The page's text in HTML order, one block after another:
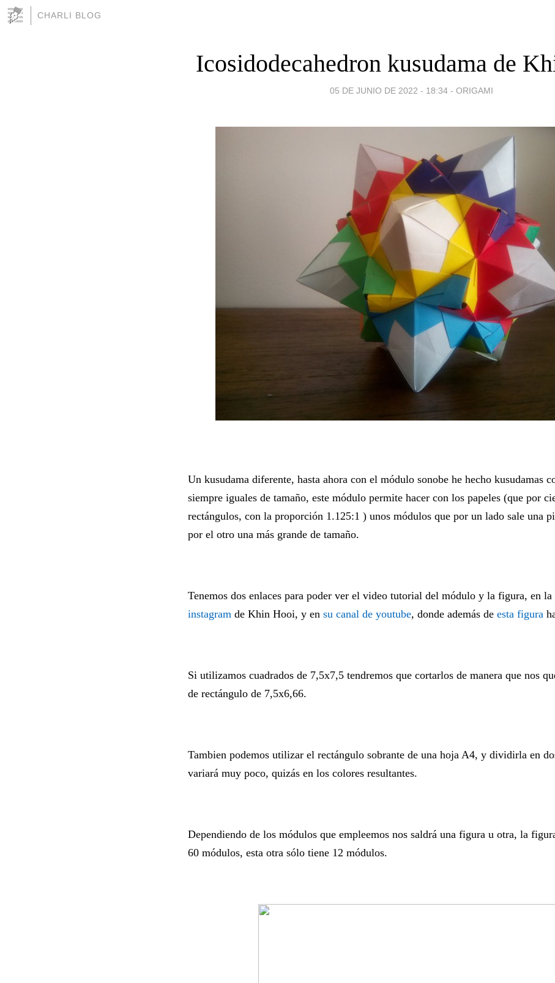
CHARLI BLOG
Icosidodecahedron kusudama de
05 DE JUNIO DE 2022 - 18:34 - ORIGAMI
Un kusudama diferente, hasta ahora con el módulo sonobe he hecho kusudamas
siempre iguales de tamaño, este módulo permite hacer con los papeles (que por
rectángulos, con la proporción 1.125:1 ) unos módulos que por un lado sale una
por el otro una más grande de tamaño.
Tenemos dos enlaces para poder ver el video tutorial del módulo y la figura, en la
instagram de Khin Hooi, y en su canal de youtube, donde además de esta figura
Si utilizamos cuadrados de 7,5x7,5 tendremos que cortarlos de manera que nos
de rectángulo de 7,5x6,66.
Tambien podemos utilizar el rectángulo sobrante de una hoja A4, y dividirla en
variará muy poco, quizás en los colores resultantes.
Dependiendo de los módulos que empleemos nos saldrá una figura u otra, la
60 módulos, esta otra sólo tiene 12 módulos.